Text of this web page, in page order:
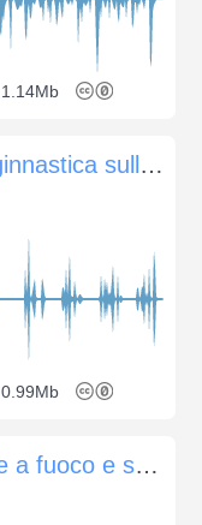
1.14Mb
Inciampando in scarpe da ginnastica sulla ghiaia
0.99Mb
La fotocamera Canon mette a fuoco e scatta diverse foto.